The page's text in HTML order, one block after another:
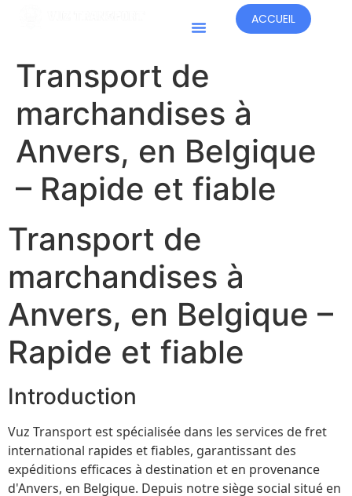
ACCUEIL
Transport de
marchandises à
Anvers, en Belgique
– Rapide et fiable
Transport de
marchandises à
Anvers, en Belgique –
Rapide et fiable
Introduction
Vuz Transport est spécialisée dans les services de fret
international rapides et fiables, garantissant des
expéditions efficaces à destination et en provenance
d'Anvers, en Belgique. Depuis notre siège social situé en